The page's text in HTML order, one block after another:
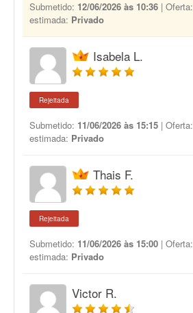
Submetido: 12/06/2026 às 10:36 | Oferta:
estimada: Privado
Isabela L.
Rejeitada
Submetido: 11/06/2026 às 15:15 | Oferta:
estimada: Privado
Thais F.
Rejeitada
Submetido: 11/06/2026 às 15:00 | Oferta:
estimada: Privado
Victor R.